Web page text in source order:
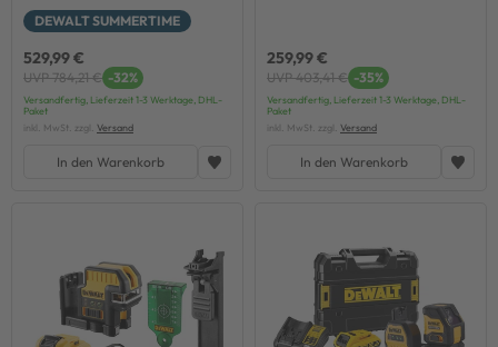
DEWALT SUMMERTIME
529,99 €
UVP 784,21 € -32%
Versandfertig, Lieferzeit 1-3 Werktage, DHL-
Paket
inkl. MwSt. zzgl. Versand
In den Warenkorb
259,99 €
UVP 403,41 € -35%
Versandfertig, Lieferzeit 1-3 Werktage, DHL-
Paket
inkl. MwSt. zzgl. Versand
In den Warenkorb